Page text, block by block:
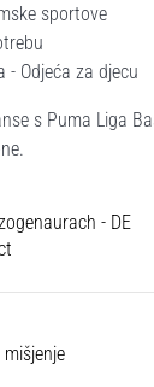
sportove
- Odjeća za djecu
s Puma Liga
- DE